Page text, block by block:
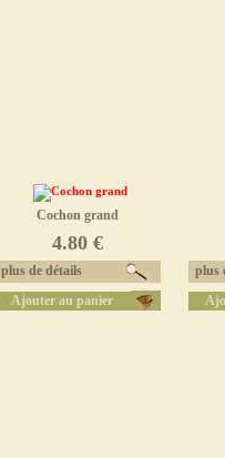
Cochon grand
4.80 €
plus de détails
Ajouter au panier
plus